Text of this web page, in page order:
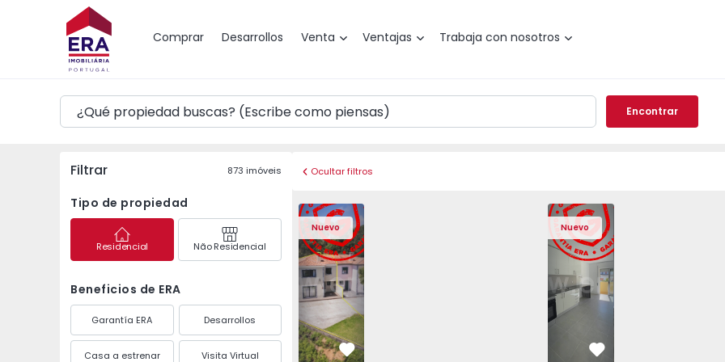
Comprar Desarrollos Venta Ventajas Trabaja con nosotros
Mapa
Encontrar
Filtrar 873 imóveis
Tipo de propiedad
Residencial Não Residencial
Beneficios de ERA
Garantía ERA Desarrollos
Casa a estrenar Visita Virtual
Ocultar filtros
Nuevo
Vivienda Pareada T3 Angra do Heroísmo, São Mateus da Calheta - 1575310 - 40
Vivienda Pareada T3 Angra do Heroísmo, São Mateus da Calheta -
Vivienda Pareada T3 Angra do Heroísmo, São Mateus da
Vivienda Pareada T3 Angra do Heroísmo, São
Vivienda Pareada T3 Angra do
Vivienda Pareada T3
Vivienda
Favorito
Nuevo
Apartamento T2 Seixal, Amora - 1575805
Apartamento T2 Seixal,
Apartamento T2
Favorito